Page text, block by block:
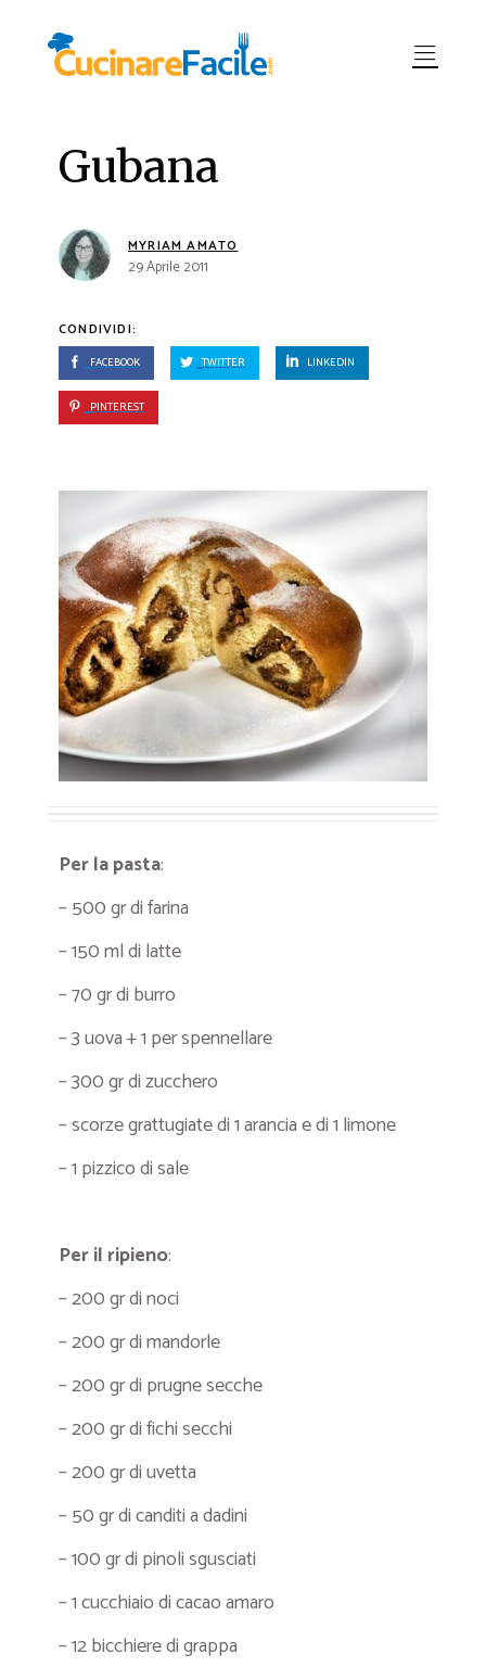
Gubana
MYRIAM AMATO
29 Aprile 2011
CONDIVIDI:
FACEBOOK TWITTER LINKEDIN
PINTEREST
Per la pasta:
– 500 gr di farina
– 150 ml di latte
– 70 gr di burro
– 3 uova + 1 per spennellare
– 300 gr di zucchero
– scorze grattugiate di 1 arancia e di 1 limone
– 1 pizzico di sale
Per il ripieno:
– 200 gr di noci
– 200 gr di mandorle
– 200 gr di prugne secche
– 200 gr di fichi secchi
– 200 gr di uvetta
– 50 gr di canditi a dadini
– 100 gr di pinoli sgusciati
– 1 cucchiaio di cacao amaro
– 12 bicchiere di grappa